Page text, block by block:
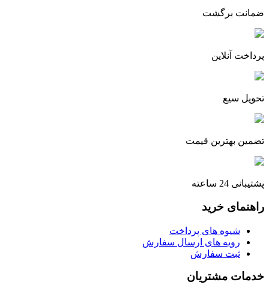
ضمانت برگشت
پرداخت آنلاین
تحویل سیع
تضمین بهترین قیمت
پشتیبانی 24 ساعته
راهنمای خرید
شیوه های پرداخت
رویه های ارسال سفارش
ثبت سفارش
خدمات مشتریان